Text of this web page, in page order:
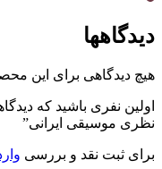
دیدگاهها
هیچ دیدگاهی برای این
اولین نفری باشید که
نظری موسیقی ایرانی”
برای ثبت نقد و بررسی